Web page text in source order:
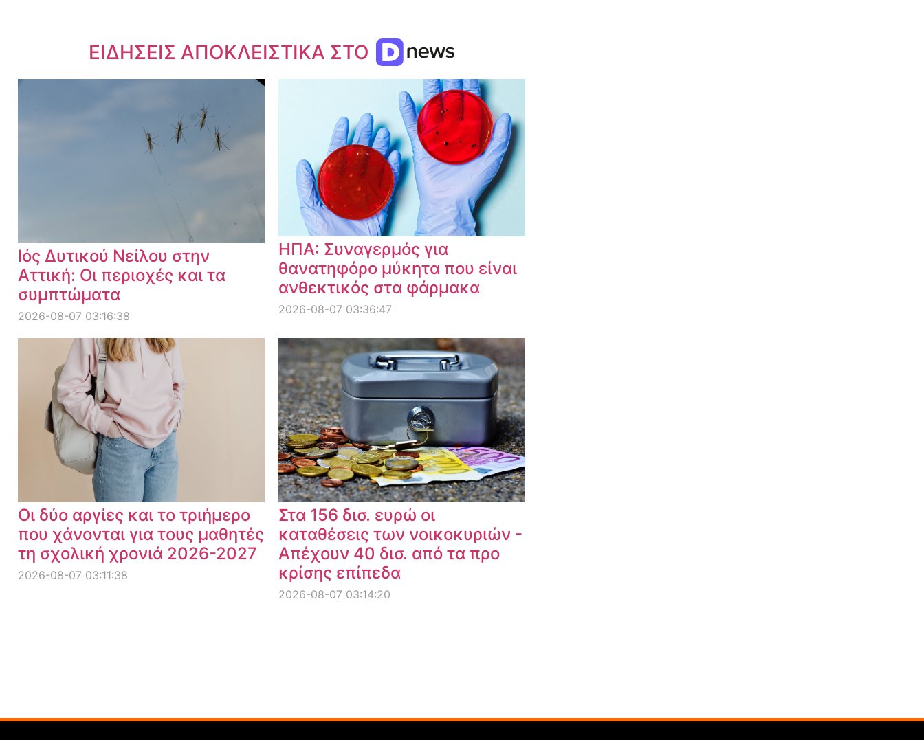
ΕΙΔΗΣΕΙΣ ΑΠΟΚΛΕΙΣΤΙΚΑ ΣΤΟ
Dnews.gr
Ιός Δυτικού Νείλου στην
Αττική: Οι περιοχές και τα
συμπτώματα
2026-08-07 03:16:38
ΗΠΑ: Συναγερμός για
θανατηφόρο μύκητα που είναι
ανθεκτικός στα φάρμακα
2026-08-07 03:36:47
Οι δύο αργίες και το τριήμερο
που χάνονται για τους μαθητές
τη σχολική χρονιά 2026-2027
2026-08-07 03:11:38
Στα 156 δισ. ευρώ οι
καταθέσεις των νοικοκυριών -
Απέχουν 40 δισ. από τα προ
κρίσης επίπεδα
2026-08-07 03:14:20